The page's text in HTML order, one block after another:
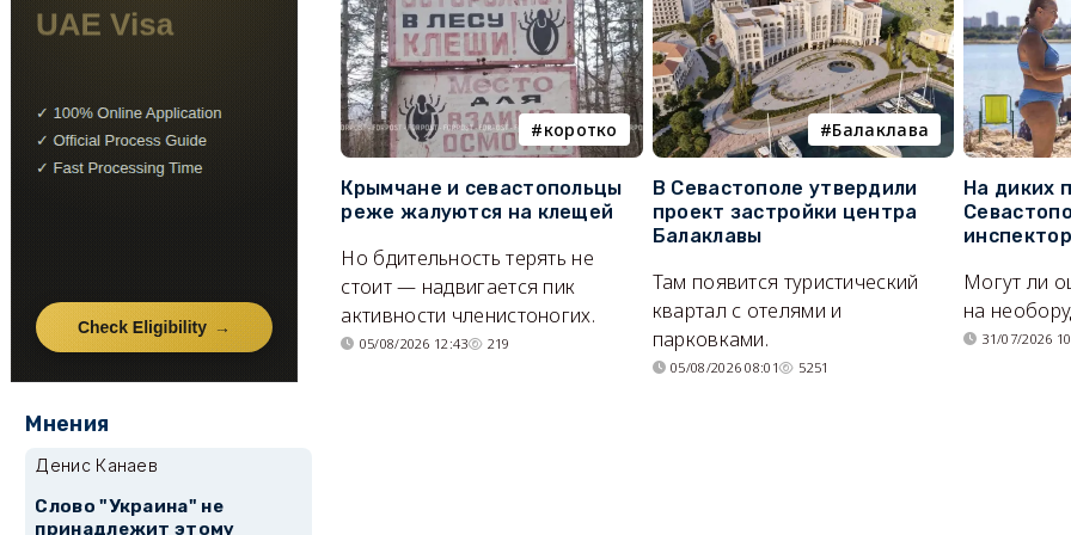
коротко
Крымчане и севастопольцы
реже жалуются на клещей
Но бдительность терять не
стоит — надвигается пик
активности членистоногих.
05/08/2026 12:43 219
Балаклава
В Севастополе утвердили
проект застройки центра
Балаклавы
Там появится туристический
квартал с отелями и
парковками.
05/08/2026 08:01 5251
На диких
Могут ли
на
31/07/2026
Мнения
Денис Канаев
Слово "Украина" не
принадлежит этому